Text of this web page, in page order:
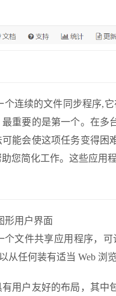
个连续的文件同步程序,
重要的是第一个。在多
能会使这项任务变得困
您简化工作。这些应用程
形用户界面
个文件共享应用程序，
从任何装有适当 Web 浏
用户友好的布局，其中